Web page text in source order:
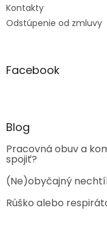
Kontakty
Odstúpenie od zmluvy
Facebook
Blog
Pracovná obuv a
spojiť?
(Ne)obyčajný
Rúško alebo